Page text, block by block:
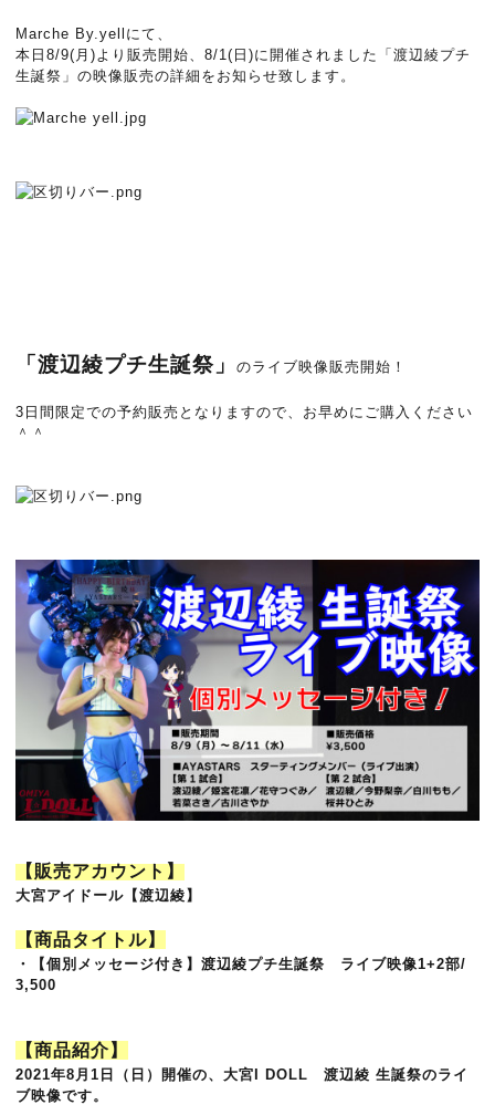
Marche By.yellにて、
本日8/9(月)より販売開始、8/1(日)に開催されました「渡辺綾プチ
生誕祭」の映像販売の詳細をお知らせ致します。
「渡辺綾プチ生誕祭」のライブ映像販売開始！
3日間限定での予約販売となりますので、お早めにご購入ください
＾＾
【販売アカウント】
大宮アイドール【渡辺綾】
【商品タイトル】
・【個別メッセージ付き】渡辺綾プチ生誕祭 ライブ映像1+2部/
3,500
【商品紹介】
2021年8月1日（日）開催の、大宮I DOLL 渡辺綾 生誕祭のライ
ブ映像です。